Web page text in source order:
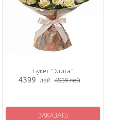
Букет "Элита"
4399 лей 4539лей
ЗАКАЗАТЬ